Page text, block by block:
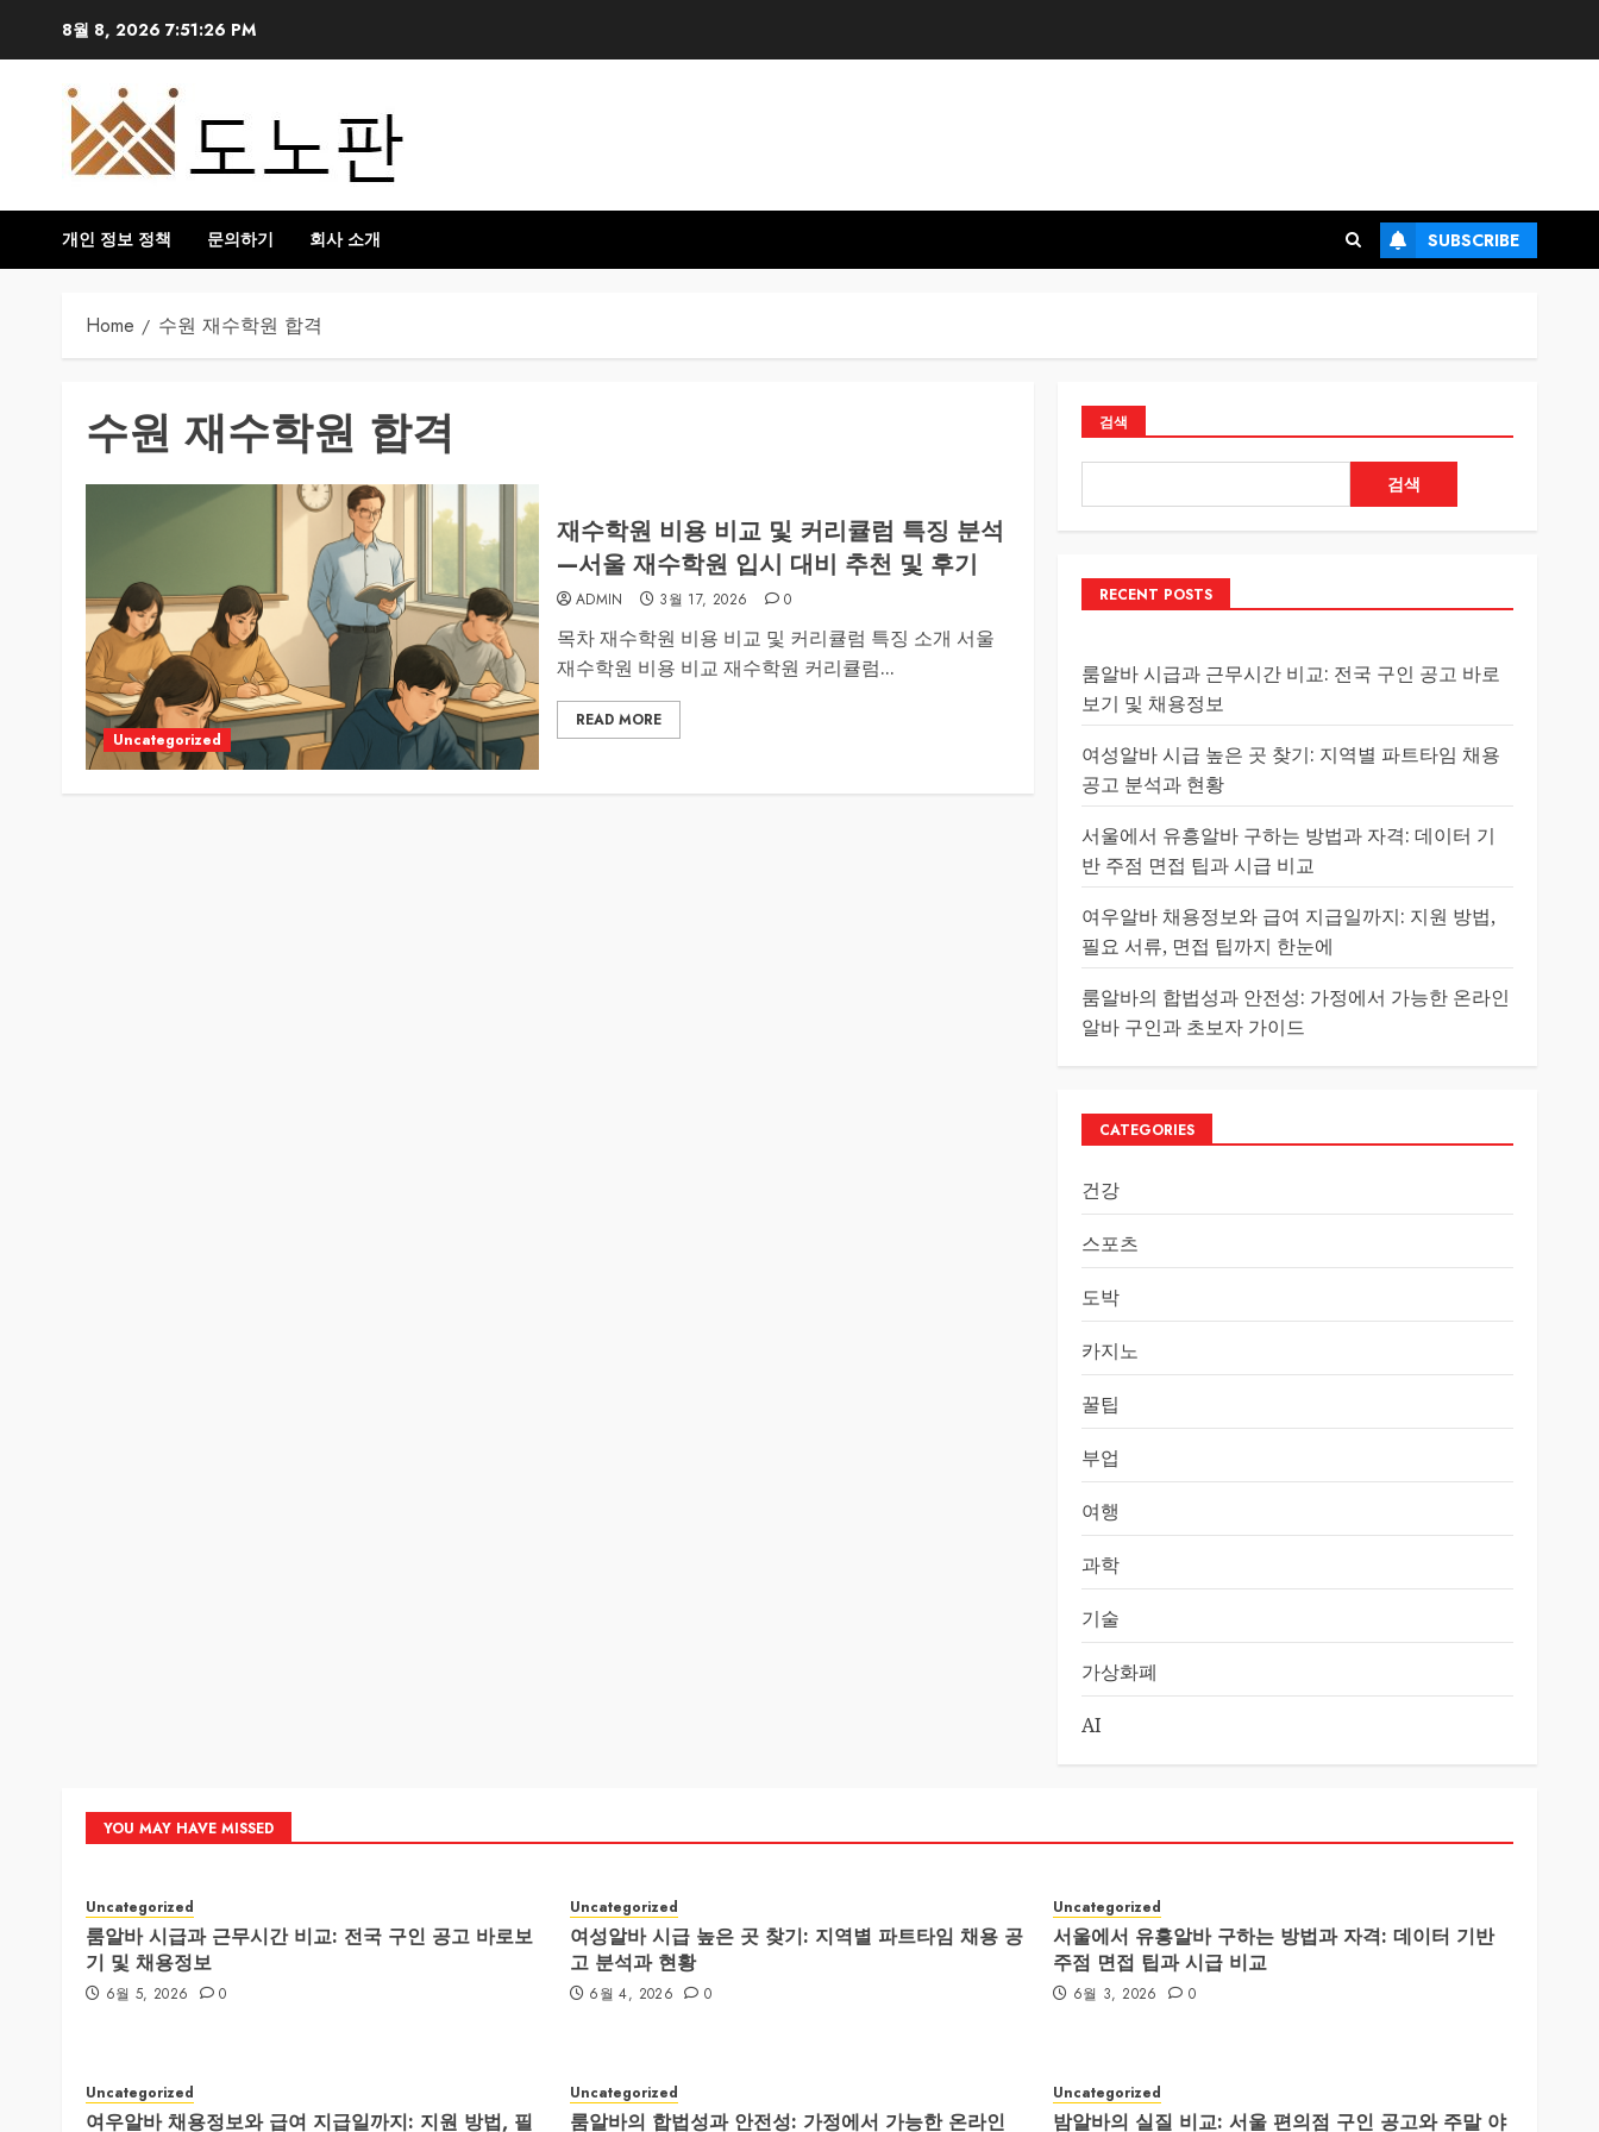
8월 8, 2026 7:51:27 PM
개인 정보 정책 문의하기 회사 소개 SUBSCRIBE
Home 수원 재수학원 합격
수원 재수학원 합격
Uncategorized
재수학원 비용 비교 및 커리큘럼 특징 분석
—서울 재수학원 입시 대비 추천 및 후기
ADMIN 3월 17, 2026 0
목차 재수학원 비용 비교 및 커리큘럼 특징 소개 서울
재수학원 비용 비교 재수학원 커리큘럼...
READ MORE
검색
검색
RECENT POSTS
룸알바 시급과 근무시간 비교: 전국 구인 공고 바로
보기 및 채용정보
여성알바 시급 높은 곳 찾기: 지역별 파트타임 채용
공고 분석과 현황
서울에서 유흥알바 구하는 방법과 자격: 데이터 기
반 주점 면접 팁과 시급 비교
여우알바 채용정보와 급여 지급일까지: 지원 방법,
필요 서류, 면접 팁까지 한눈에
룸알바의 합법성과 안전성: 가정에서 가능한 온라인
알바 구인과 초보자 가이드
CATEGORIES
건강
스포츠
도박
카지노
꿀팁
부업
여행
과학
기술
가상화폐
AI
YOU MAY HAVE MISSED
Uncategorized
룸알바 시급과 근무시간 비교: 전국 구인 공고 바로보
기 및 채용정보
6월 5, 2026 0
Uncategorized
여성알바 시급 높은 곳 찾기: 지역별 파트타임 채용 공
고 분석과 현황
6월 4, 2026 0
Uncategorized
서울에서 유흥알바 구하는 방법과 자격: 데이터 기반
주점 면접 팁과 시급 비교
6월 3, 2026 0
Uncategorized
여우알바 채용정보와 급여 지급일까지: 지원 방법, 필
Uncategorized
룸알바의 합법성과 안전성: 가정에서 가능한 온라인
Uncategorized
밤알바의 실질 비교: 서울 편의점 구인 공고와 주말 야